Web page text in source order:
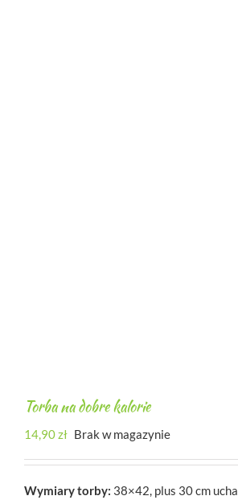
Torba na dobre kalorie
14,90zł Brak w magazynie
Wymiary torby: 38×42, plus 30 cm ucha